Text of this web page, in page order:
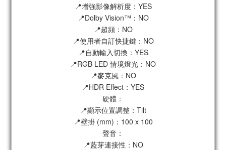
📍增強影像解析度：YES
📍Dolby Vision™：NO
📍超頻：NO
📍使用者自訂快捷鍵：NO
📍自動輸入切換：YES
📍RGB LED 情境燈光：NO
📍麥克風：NO
📍HDR Effect：YES
硬體：
📍顯示位置調整：Tilt
📍壁掛 (mm)：100 x 100
聲音：
📍藍芽連接性：NO